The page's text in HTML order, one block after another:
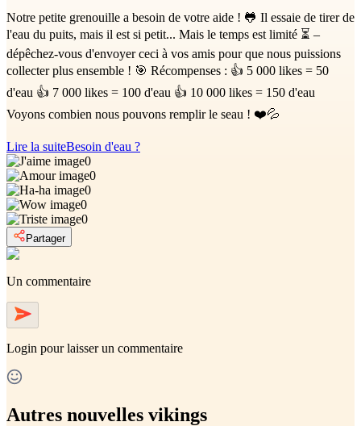
Notre petite grenouille a besoin de votre aide ! 🐸 Il essaie de tirer de
l'eau du puits, mais il est si petit... Mais le temps est limité ⏳ –
dépêchez-vous d'envoyer ceci à vos amis pour que nous puissions
collecter plus ensemble ! 🎯 Récompenses : 👍 5 000 likes = 50
d'eau 👍 7 000 likes = 100 d'eau 👍 10 000 likes = 150 d'eau
Voyons combien nous pouvons remplir le seau ! ❤️💦
Lire la suiteBesoin d'eau ?
0
0
0
0
0
Partager
Un commentaire
Login pour laisser un commentaire
Autres nouvelles vikings